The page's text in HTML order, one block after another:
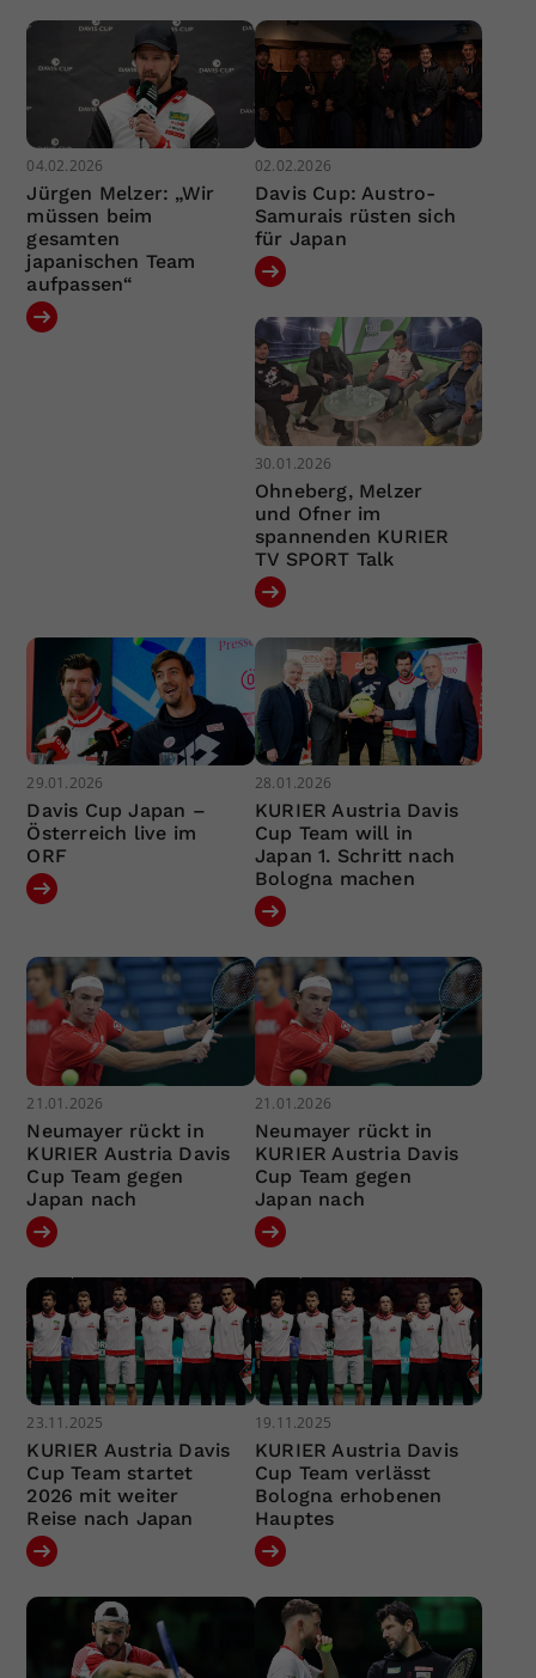
04.02.2026
Jürgen Melzer: „Wir
müssen beim
gesamten
japanischen Team
aufpassen“
02.02.2026
Davis Cup: Austro-
Samurais rüsten sich
für Japan
30.01.2026
Ohneberg, Melzer
und Ofner im
spannenden KURIER
TV SPORT Talk
29.01.2026
Davis Cup Japan –
Österreich live im
ORF
28.01.2026
KURIER Austria Davis
Cup Team will in
Japan 1. Schritt nach
Bologna machen
21.01.2026
Neumayer rückt in
KURIER Austria Davis
Cup Team gegen
Japan nach
21.01.2026
Neumayer rückt in
KURIER Austria Davis
Cup Team gegen
Japan nach
23.11.2025
KURIER Austria Davis
Cup Team startet
2026 mit weiter
Reise nach Japan
19.11.2025
KURIER Austria Davis
Cup Team verlässt
Bologna erhobenen
Hauptes